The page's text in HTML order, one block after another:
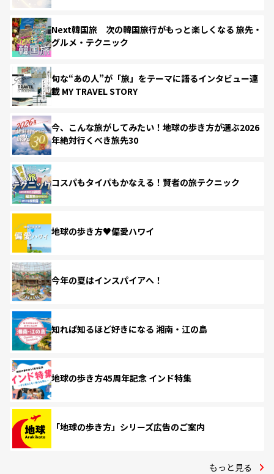
Next韓国旅 次の韓国旅行がもっと楽しくなる 旅先・
グルメ・テクニック
旬な“あの人”が「旅」をテーマに語るインタビュー連
載 MY TRAVEL STORY
今、こんな旅がしてみたい！地球の歩き方が選ぶ2026
年絶対行くべき旅先30
コスパもタイパもかなえる！賢者の旅テクニック
地球の歩き方♥偏愛ハワイ
今年の夏はインスパイアへ！
知れば知るほど好きになる 湘南・江の島
地球の歩き方45周年記念 インド特集
「地球の歩き方」シリーズ広告のご案内
もっと見る